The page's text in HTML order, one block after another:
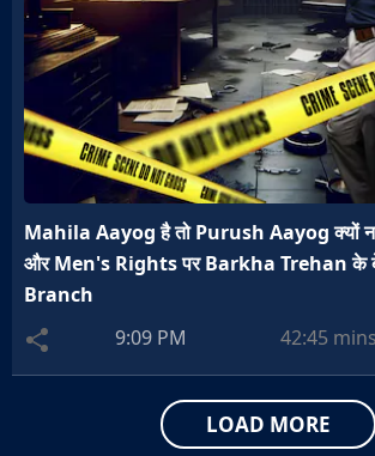
Mahila Aayog है तो Purush Aayog क्यों
और Men's Rights पर Barkha Trehan के
Branch
9:09 PM
42:45 mins
LOAD MORE